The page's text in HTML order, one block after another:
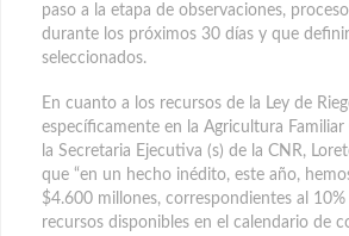
paso a la etapa de observaciones,
durante los próximos 30 días y que
seleccionados.
En cuanto a los recursos de la Ley de
específicamente en la Agricultura Familiar
la Secretaria Ejecutiva (s) de la CNR,
que “en un hecho inédito, este año,
$4.600 millones, correspondientes al
recursos disponibles en el calendario de